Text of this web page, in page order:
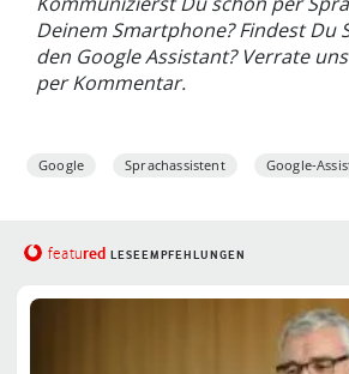
Deinem Smartphone? Findest Du
den Google Assistant? Verrate
per Kommentar.
Google Sprachassistent Google-
featured LESEEMPFEHLUNGEN